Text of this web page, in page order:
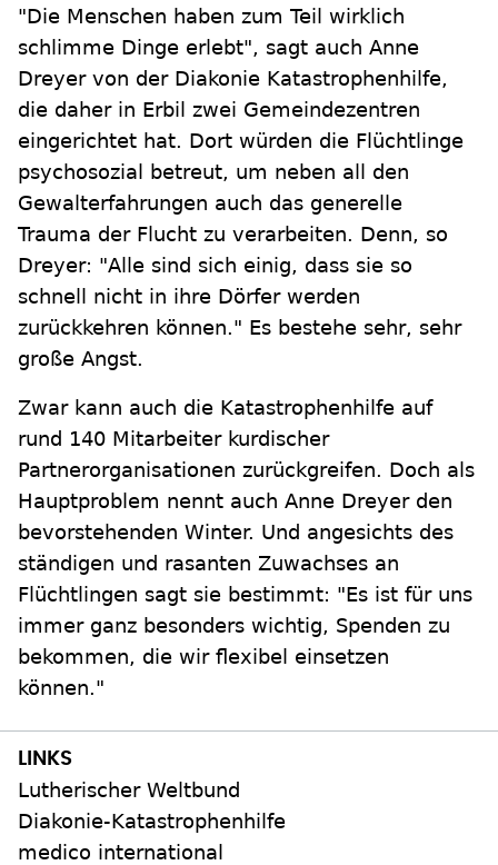
"Die Menschen haben zum Teil wirklich
schlimme Dinge erlebt", sagt auch Anne
Dreyer von der Diakonie Katastrophenhilfe,
die daher in Erbil zwei Gemeindezentren
eingerichtet hat. Dort würden die Flüchtlinge
psychosozial betreut, um neben all den
Gewalterfahrungen auch das generelle
Trauma der Flucht zu verarbeiten. Denn, so
Dreyer: "Alle sind sich einig, dass sie so
schnell nicht in ihre Dörfer werden
zurückkehren können." Es bestehe sehr, sehr
große Angst.
Zwar kann auch die Katastrophenhilfe auf
rund 140 Mitarbeiter kurdischer
Partnerorganisationen zurückgreifen. Doch als
Hauptproblem nennt auch Anne Dreyer den
bevorstehenden Winter. Und angesichts des
ständigen und rasanten Zuwachses an
Flüchtlingen sagt sie bestimmt: "Es ist für uns
immer ganz besonders wichtig, Spenden zu
bekommen, die wir flexibel einsetzen
können."
Lutherischer Weltbund
Diakonie-Katastrophenhilfe
medico international